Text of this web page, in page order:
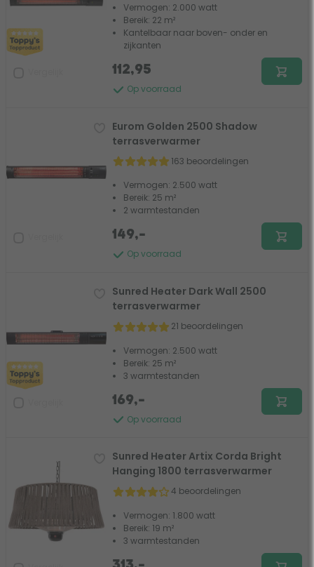
Vermogen: 2.000 watt
Bereik: 22 m²
Kantelbaar naar boven- onder en
zijkanten
Op voorraad
112,95
Eurom Golden 2500 Shadow
terrasverwarmer
163 beoordelingen
Vermogen: 2.500 watt
Bereik: 25 m²
2 warmtestanden
Op voorraad
149,-
Sunred Heater Dark Wall 2500
terrasverwarmer
21 beoordelingen
Vermogen: 2.500 watt
Bereik: 25 m²
3 warmtestanden
Op voorraad
169,-
Sunred Heater Artix Corda Bright
Hanging 1800 terrasverwarmer
4 beoordelingen
Vermogen: 1.800 watt
Bereik: 19 m²
3 warmtestanden